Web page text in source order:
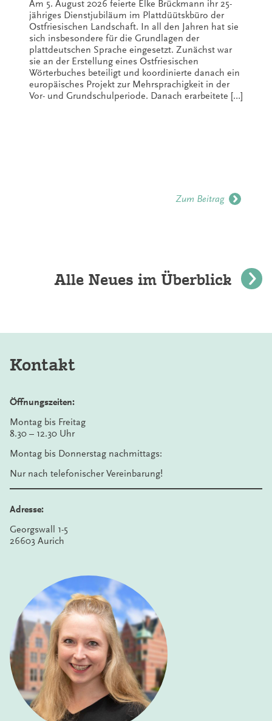
Am 5. August 2026 feierte Elke Brückmann ihr 25-
jähriges Dienstjubiläum im Plattdüütskbüro der
Ostfriesischen Landschaft. In all den Jahren hat sie
sich insbesondere für die Grundlagen der
plattdeutschen Sprache eingesetzt. Zunächst war
sie an der Erstellung eines Ostfriesischen
Wörterbuches beteiligt und koordinierte danach ein
europäisches Projekt zur Mehrsprachigkeit in der
Vor- und Grundschulperiode. Danach erarbeitete […]
Zum Beitrag
Alle Neues im Überblick
Kontakt
Öffnungszeiten:
Montag bis Freitag
8.30 – 12.30 Uhr
Montag bis Donnerstag nachmittags:
Nur nach telefonischer Vereinbarung!
Adresse:
Georgswall 1-5
26603 Aurich